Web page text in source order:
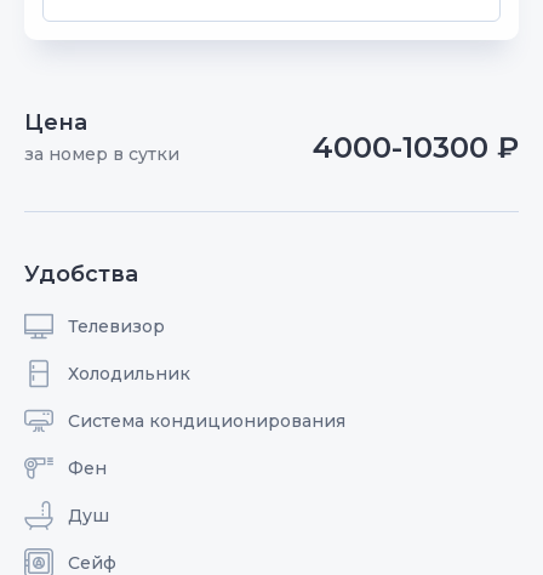
Цена
за номер в сутки 4000-10300 ₽
Удобства
Телевизор
Холодильник
Система кондиционирования
Фен
Душ
Сейф